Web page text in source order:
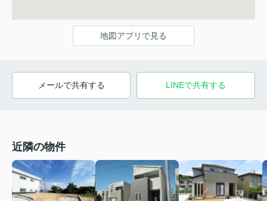
地図アプリで見る
メールで共有する LINEで共有する
近隣の物件